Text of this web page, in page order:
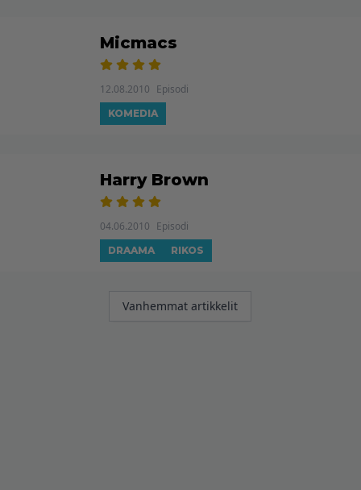
Micmacs
12.08.2010 Episodi
KOMEDIA
Harry Brown
04.06.2010 Episodi
DRAAMA RIKOS
Artikkelien
Vanhemmat artikkelit